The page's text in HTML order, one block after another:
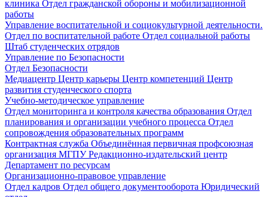
клиника Отдел гражданской обороны и мобилизационной
работы
Управление воспитательной и социокультурной деятельности.
Отдел по воспитательной работе Отдел социальной работы
Штаб студенческих отрядов
Управление по Безопасности
Отдел Безопасности
Медиацентр Центр карьеры Центр компетенций Центр
развития студенческого спорта
Учебно-методическое управление
Отдел мониторинга и контроля качества образования Отдел
планирования и организации учебного процесса Отдел
сопровождения образовательных программ
Контрактная служба Объединённая первичная профсоюзная
организация МГПУРедакционно-издательский центр
Департамент по ресурсам
Организационно-правовое управление
Отдел кадров Отдел общего документооборота Юридический